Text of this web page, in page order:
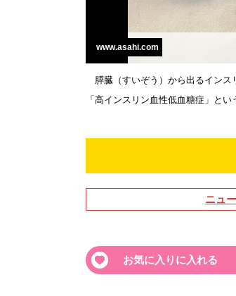
www.asahi.com
膵臓（すいぞう）から出るインス
「高インスリン血性低血糖症」と
ニュ
お気に入りに入れる